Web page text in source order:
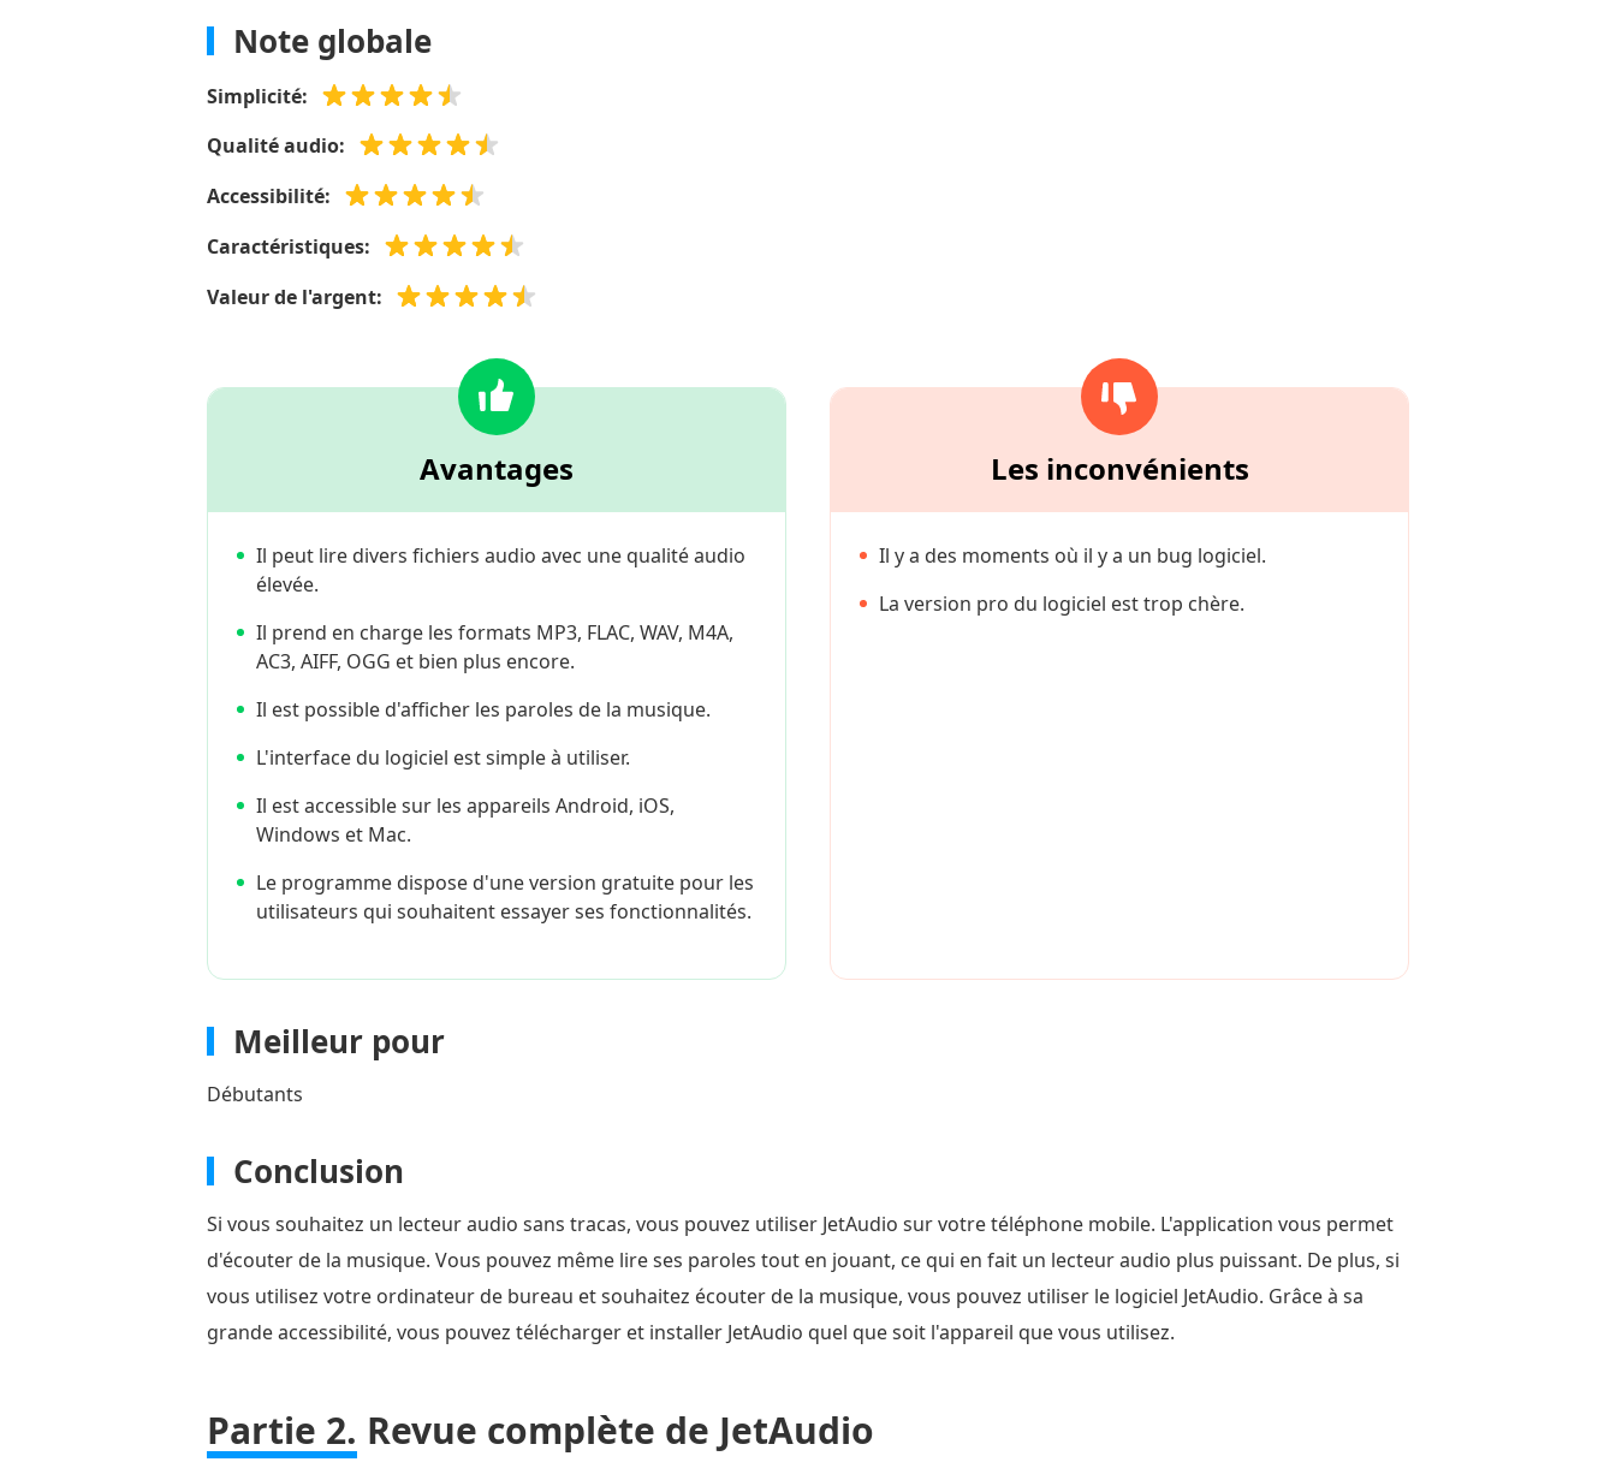
Note globale
Simplicité:
Qualité audio:
Accessibilité:
Caractéristiques:
Valeur de l'argent:
Avantages
Il peut lire divers fichiers audio avec une qualité audio
élevée.
Il prend en charge les formats MP3, FLAC, WAV, M4A,
AC3, AIFF, OGG et bien plus encore.
Il est possible d'afficher les paroles de la musique.
L'interface du logiciel est simple à utiliser.
Il est accessible sur les appareils Android, iOS,
Windows et Mac.
Le programme dispose d'une version gratuite pour les
utilisateurs qui souhaitent essayer ses fonctionnalités.
Les inconvénients
Il y a des moments où il y a un bug logiciel.
La version pro du logiciel est trop chère.
Meilleur pour
Débutants
Conclusion
Si vous souhaitez un lecteur audio sans tracas, vous pouvez utiliser JetAudio sur votre téléphone mobile. L'application vous permet
d'écouter de la musique. Vous pouvez même lire ses paroles tout en jouant, ce qui en fait un lecteur audio plus puissant. De plus, si
vous utilisez votre ordinateur de bureau et souhaitez écouter de la musique, vous pouvez utiliser le logiciel JetAudio. Grâce à sa
grande accessibilité, vous pouvez télécharger et installer JetAudio quel que soit l'appareil que vous utilisez.
Partie 2. Revue complète de JetAudio